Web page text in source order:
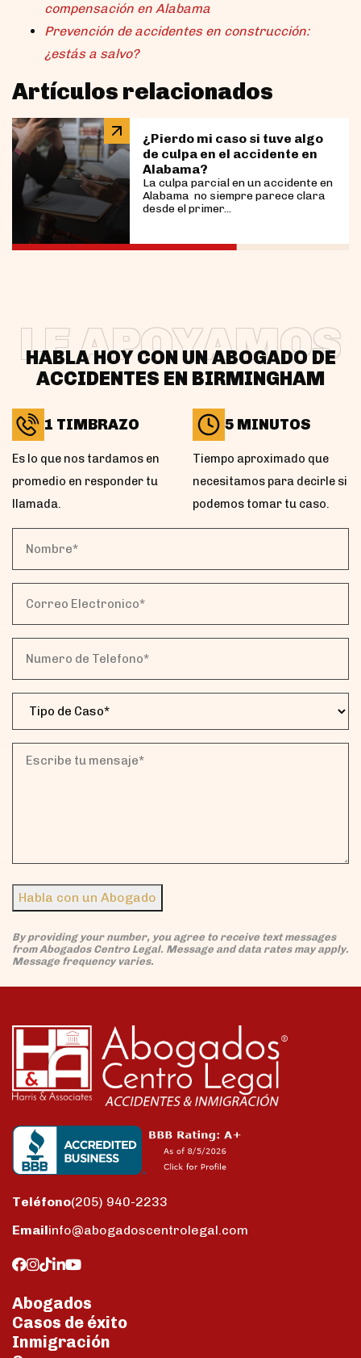
compensación en Alabama
Prevención de accidentes en construcción:
¿estás a salvo?
Artículos relacionados
¿Pierdo mi caso si tuve algo
de culpa en el accidente en
Alabama?
La culpa parcial en un accidente en
Alabama no siempre parece clara
desde el primer...
HABLA HOY CON UN ABOGADO DE
ACCIDENTES EN BIRMINGHAM
LE APOYAMOS
1 TIMBRAZO
Es lo que nos tardamos en
promedio en responder tu
llamada.
5 MINUTOS
Tiempo aproximado que
necesitamos para decirle si
podemos tomar tu caso.
(Obligatorio)
Telefono*
(Obligatorio)
Tipo
de
Caso
Escribe
Habla con un Abogado
By providing your number, you agree to receive text messages
from Abogados Centro Legal. Message and data rates may apply.
Message frequency varies.
Teléfono(205) 940-2233
Emailinfo@abogadoscentrolegal.com
Abogados
Casos de éxito
Inmigración